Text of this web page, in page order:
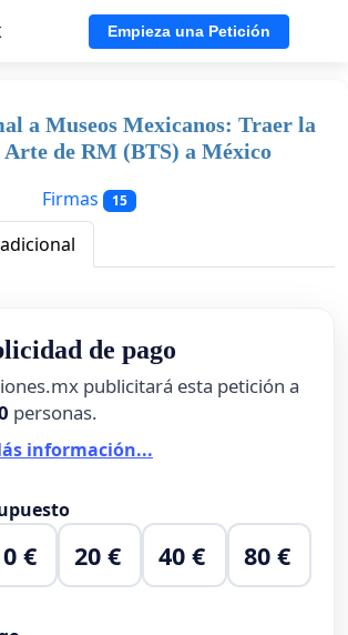
Empieza una Petición
a Museos Mexicanos: Traer la
de RM (BTS) a México
Firmas 15
de pago
publicitará esta petición a
personas.
información...
€ 20 € 40 € 80 €